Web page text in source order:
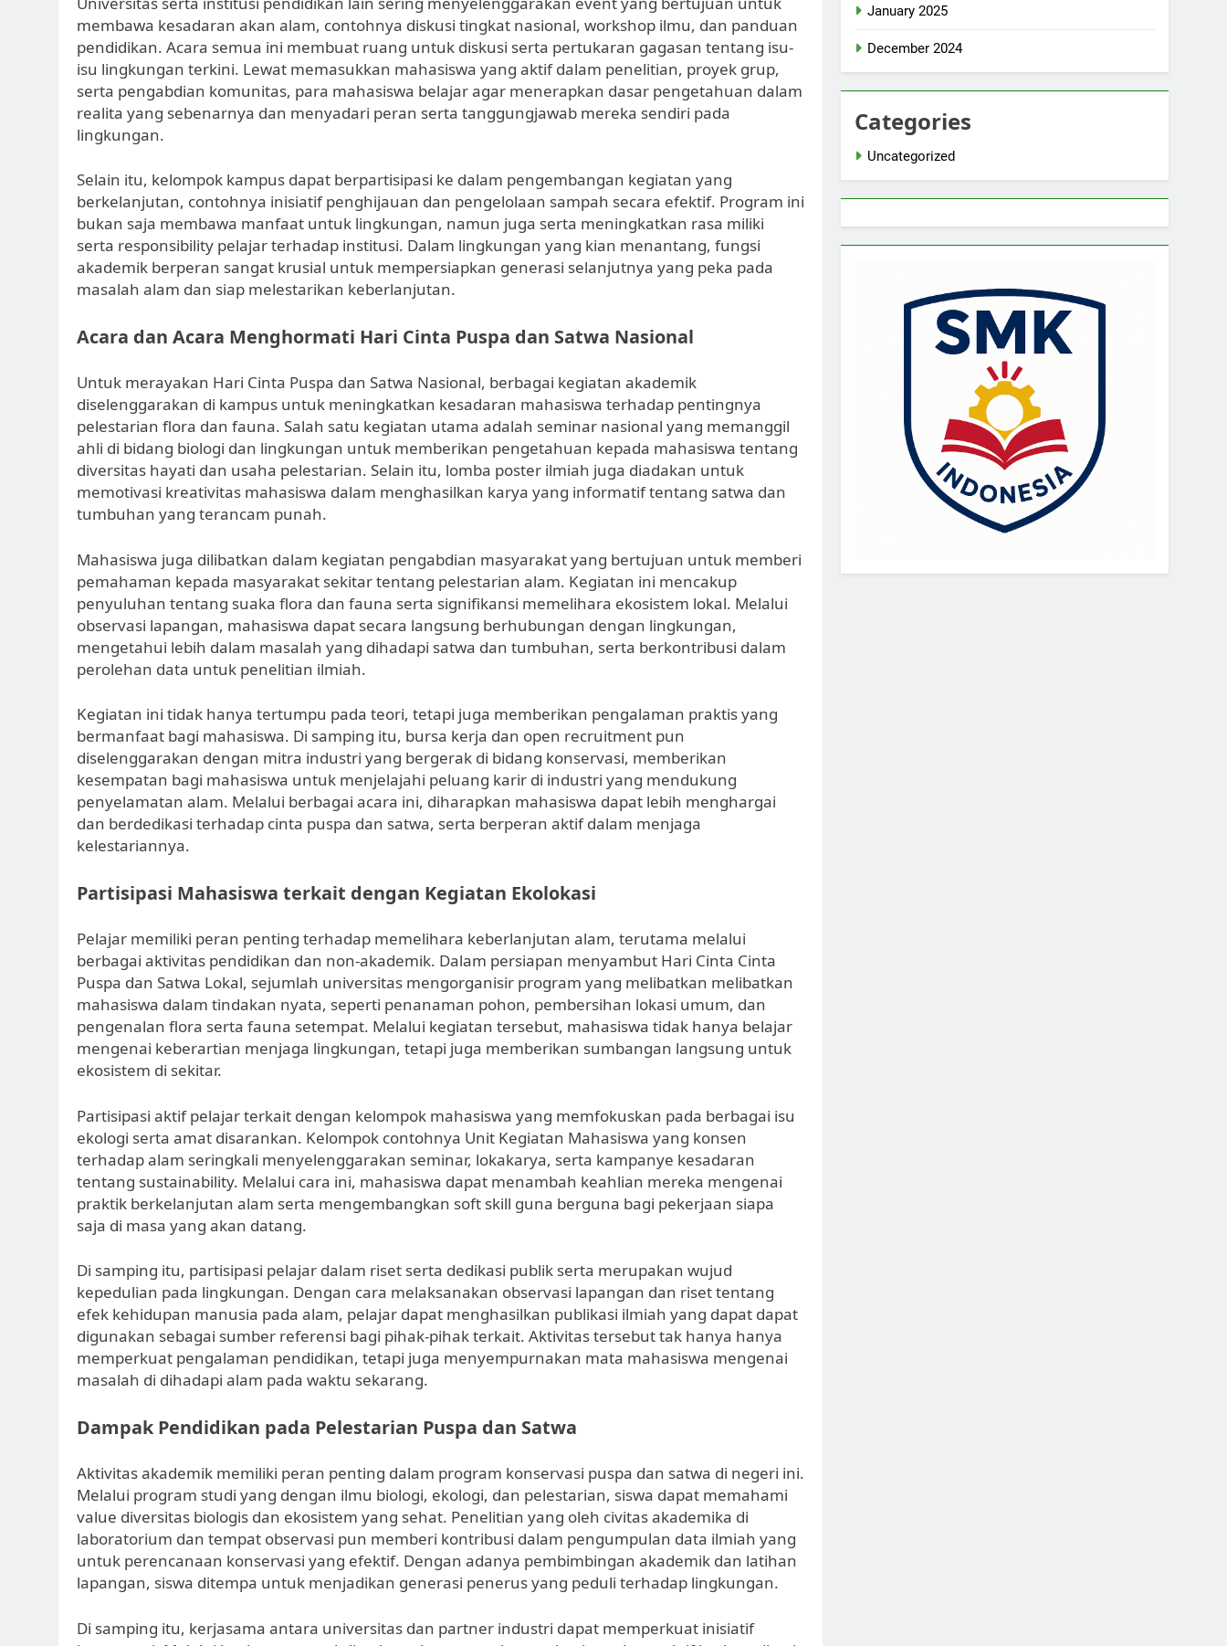
membawa kesadaran akan alam, contohnya diskusi tingkat nasional, workshop ilmu, dan panduan
pendidikan. Acara semua ini membuat ruang untuk diskusi serta pertukaran gagasan tentang isu-
isu lingkungan terkini. Lewat memasukkan mahasiswa yang aktif dalam penelitian, proyek grup,
serta pengabdian komunitas, para mahasiswa belajar agar menerapkan dasar pengetahuan dalam
realita yang sebenarnya dan menyadari peran serta tanggungjawab mereka sendiri pada
lingkungan.
Selain itu, kelompok kampus dapat berpartisipasi ke dalam pengembangan kegiatan yang
berkelanjutan, contohnya inisiatif penghijauan dan pengelolaan sampah secara efektif. Program ini
bukan saja membawa manfaat untuk lingkungan, namun juga serta meningkatkan rasa miliki
serta responsibility pelajar terhadap institusi. Dalam lingkungan yang kian menantang, fungsi
akademik berperan sangat krusial untuk mempersiapkan generasi selanjutnya yang peka pada
masalah alam dan siap melestarikan keberlanjutan.
Acara dan Acara Menghormati Hari Cinta Puspa dan Satwa Nasional
Untuk merayakan Hari Cinta Puspa dan Satwa Nasional, berbagai kegiatan akademik
diselenggarakan di kampus untuk meningkatkan kesadaran mahasiswa terhadap pentingnya
pelestarian flora dan fauna. Salah satu kegiatan utama adalah seminar nasional yang memanggil
ahli di bidang biologi dan lingkungan untuk memberikan pengetahuan kepada mahasiswa tentang
diversitas hayati dan usaha pelestarian. Selain itu, lomba poster ilmiah juga diadakan untuk
memotivasi kreativitas mahasiswa dalam menghasilkan karya yang informatif tentang satwa dan
tumbuhan yang terancam punah.
Mahasiswa juga dilibatkan dalam kegiatan pengabdian masyarakat yang bertujuan untuk memberi
pemahaman kepada masyarakat sekitar tentang pelestarian alam. Kegiatan ini mencakup
penyuluhan tentang suaka flora dan fauna serta signifikansi memelihara ekosistem lokal. Melalui
observasi lapangan, mahasiswa dapat secara langsung berhubungan dengan lingkungan,
mengetahui lebih dalam masalah yang dihadapi satwa dan tumbuhan, serta berkontribusi dalam
perolehan data untuk penelitian ilmiah.
Kegiatan ini tidak hanya tertumpu pada teori, tetapi juga memberikan pengalaman praktis yang
bermanfaat bagi mahasiswa. Di samping itu, bursa kerja dan open recruitment pun
diselenggarakan dengan mitra industri yang bergerak di bidang konservasi, memberikan
kesempatan bagi mahasiswa untuk menjelajahi peluang karir di industri yang mendukung
penyelamatan alam. Melalui berbagai acara ini, diharapkan mahasiswa dapat lebih menghargai
dan berdedikasi terhadap cinta puspa dan satwa, serta berperan aktif dalam menjaga
kelestariannya.
Partisipasi Mahasiswa terkait dengan Kegiatan Ekolokasi
Pelajar memiliki peran penting terhadap memelihara keberlanjutan alam, terutama melalui
berbagai aktivitas pendidikan dan non-akademik. Dalam persiapan menyambut Hari Cinta Cinta
Puspa dan Satwa Lokal, sejumlah universitas mengorganisir program yang melibatkan melibatkan
mahasiswa dalam tindakan nyata, seperti penanaman pohon, pembersihan lokasi umum, dan
pengenalan flora serta fauna setempat. Melalui kegiatan tersebut, mahasiswa tidak hanya belajar
mengenai keberartian menjaga lingkungan, tetapi juga memberikan sumbangan langsung untuk
ekosistem di sekitar.
Partisipasi aktif pelajar terkait dengan kelompok mahasiswa yang memfokuskan pada berbagai isu
ekologi serta amat disarankan. Kelompok contohnya Unit Kegiatan Mahasiswa yang konsen
terhadap alam seringkali menyelenggarakan seminar, lokakarya, serta kampanye kesadaran
tentang sustainability. Melalui cara ini, mahasiswa dapat menambah keahlian mereka mengenai
praktik berkelanjutan alam serta mengembangkan soft skill guna berguna bagi pekerjaan siapa
saja di masa yang akan datang.
Di samping itu, partisipasi pelajar dalam riset serta dedikasi publik serta merupakan wujud
kepedulian pada lingkungan. Dengan cara melaksanakan observasi lapangan dan riset tentang
efek kehidupan manusia pada alam, pelajar dapat menghasilkan publikasi ilmiah yang dapat dapat
digunakan sebagai sumber referensi bagi pihak-pihak terkait. Aktivitas tersebut tak hanya hanya
memperkuat pengalaman pendidikan, tetapi juga menyempurnakan mata mahasiswa mengenai
masalah di dihadapi alam pada waktu sekarang.
Dampak Pendidikan pada Pelestarian Puspa dan Satwa
Aktivitas akademik memiliki peran penting dalam program konservasi puspa dan satwa di negeri ini.
Melalui program studi yang dengan ilmu biologi, ekologi, dan pelestarian, siswa dapat memahami
value diversitas biologis dan ekosistem yang sehat. Penelitian yang oleh civitas akademika di
laboratorium dan tempat observasi pun memberi kontribusi dalam pengumpulan data ilmiah yang
untuk perencanaan konservasi yang efektif. Dengan adanya pembimbingan akademik dan latihan
lapangan, siswa ditempa untuk menjadikan generasi penerus yang peduli terhadap lingkungan.
Di samping itu, kerjasama antara universitas dan partner industri dapat memperkuat inisiatif
January 2025
December 2024
Categories
Uncategorized